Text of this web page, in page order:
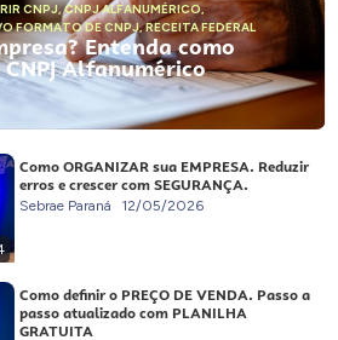
CNPJ,CNPJ ALFANUMÉRICO,
FORMATO DE CNPJ,RECEITA FEDERAL
Entenda como
Alfanumérico
Como ORGANIZAR sua EMPRESA. Reduzir
erros e crescer com SEGURANÇA.
Sebrae Paraná 12/05/2026
Como definir o PREÇO DE VENDA. Passo a
passo atualizado com PLANILHA
GRATUITA